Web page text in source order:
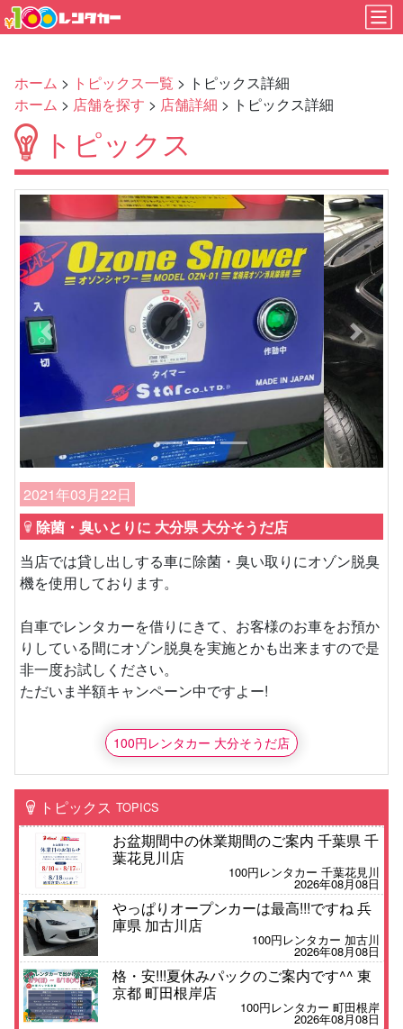
ホーム > トピックス一覧 > トピックス詳細
ホーム > 店舗を探す > 店舗詳細 > トピックス詳細
トピックス
Previous Next
2021年03月22日
除菌・臭いとりに 大分県 大分そうだ店
当店では貸し出しする車に除菌・臭い取りにオゾン脱臭
機を使用しております。
自車でレンタカーを借りにきて、お客様のお車をお預か
りしている間にオゾン脱臭を実施とかも出来ますので是
非一度お試しください。
ただいま半額キャンペーン中ですよー!
100円レンタカー 大分そうだ店
トピックス TOPICS
お盆期間中の休業期間のご案内 千葉県 千
葉花見川店
100円レンタカー 千葉花見川
2026年08月08日
やっぱりオープンカーは最高!!!ですね 兵
庫県 加古川店
100円レンタカー 加古川
2026年08月08日
格・安!!!夏休みパックのご案内です^^ 東
京都 町田根岸店
100円レンタカー 町田根岸
2026年08月08日